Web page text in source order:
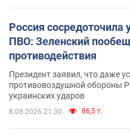
Россия
ПВО: Зеленский
противодействия
Президент заявил, что даже
противовоздушной обороны
украинских ударов
8.08.2026 21:30 86,5 т.